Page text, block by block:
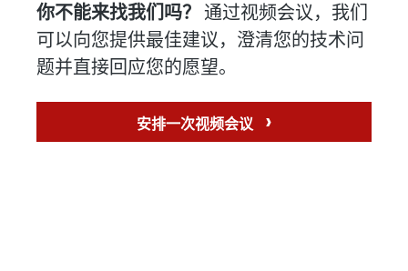
你不能来找我们吗？ 通过视频会议，我们
可以向您提供最佳建议，澄清您的技术问
题并直接回应您的愿望。
安排一次视频会议 ›